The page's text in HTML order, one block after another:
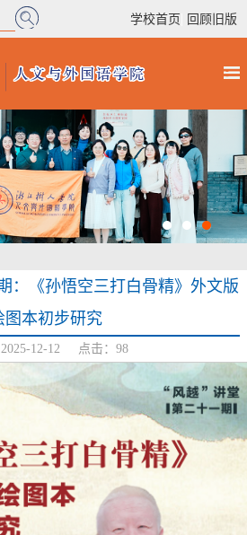
学校首页 回顾旧版
：《孙悟空三打白骨精》外文版
图本初步研究
2025-12-12 点击： 98